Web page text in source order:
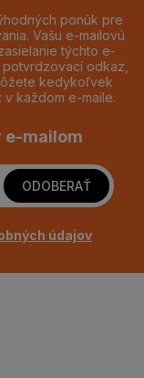
ponúk pre
Vašu e-mailovú
týchto e-
odkaz,
kedykoľvek
každom e-maile.
e-mailom
ODOBERAŤ
údajov